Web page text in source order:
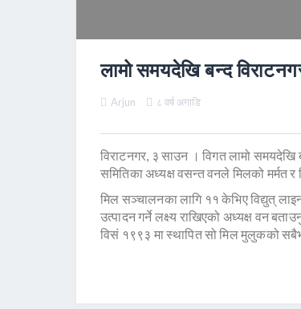
लामो समयदेखि बन्द
Arjun ८ वर्ष अगाडि
विराटनगर, ३ साउन । विगत लामो
समितिका अध्यक्ष वसन्त वनले मिलको मर्मत र
मिल सञ्चालनका लागि ११ केभिए विद्युत्
उत्पादन गर्ने लक्ष्य राखिएको अध्यक्ष वन
विसं १९९३ मा स्थापित सो मिल मुलुकको